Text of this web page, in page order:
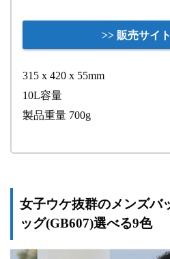
>> 販売サイ
315 x 420 x 55mm
10L容量
製品重量 700g
女子ウケ抜群のメンズバ
ッグ(GB607)選べる9色